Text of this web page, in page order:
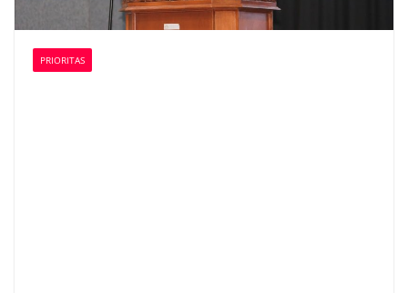
PRIORITAS